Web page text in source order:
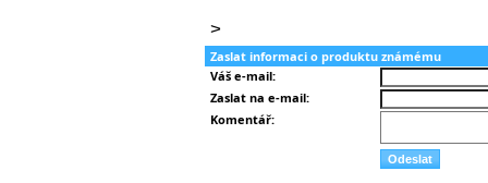
Zaslat informaci o produktu známému
Váš e-mail:
Zaslat na e-mail:
Komentář: